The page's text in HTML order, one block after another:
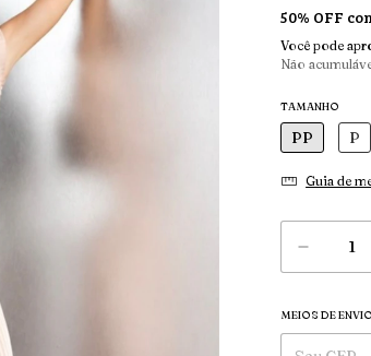
50% OFF
Você pode
Não
TAMANHO
PP P
Guia de
Entregas para
MEIOS DE ENVIO